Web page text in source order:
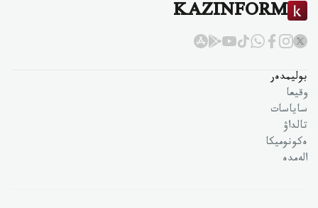
KAZINFORM
بوليمدەر
وقيعا
ساياسات
تالداۋ
ەكونوميكا
الەمدە